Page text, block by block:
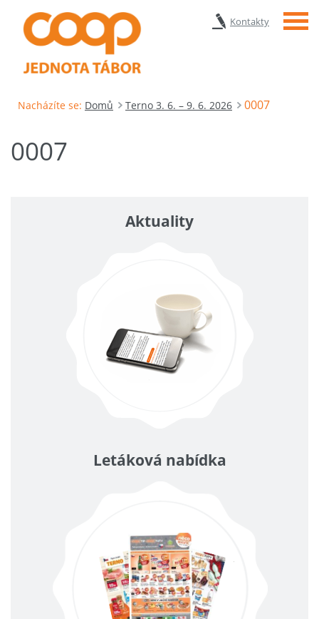
Kontakty Menu
Nacházíte se: Domů Terno 3. 6. – 9. 6. 2026 0007
0007
Aktuality
Letáková nabídka